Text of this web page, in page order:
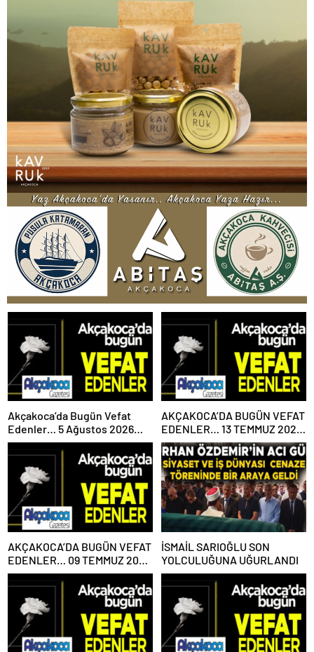
Akçakoca’da Bugün Vefat
Edenler… 5 Ağustos 2026
Çarşamba
AKÇAKOCA’DA BUGÜN VEFAT
EDENLER… 13 TEMMUZ 2026
PAZARTESİ
AKÇAKOCA’DA BUGÜN VEFAT
EDENLER… 09 TEMMUZ 2026
PERŞEMBE
İSMAİL SARIOĞLU SON
YOLCULUĞUNA UĞURLANDI